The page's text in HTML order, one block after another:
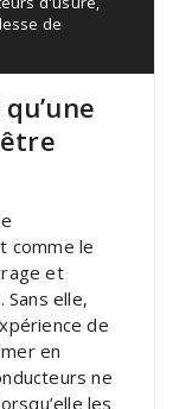
de
comme le
et
elle,
de
en
ne
les